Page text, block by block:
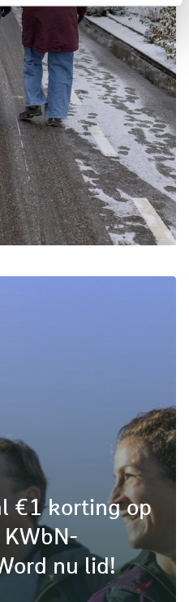
€1 korting op
nu lid!